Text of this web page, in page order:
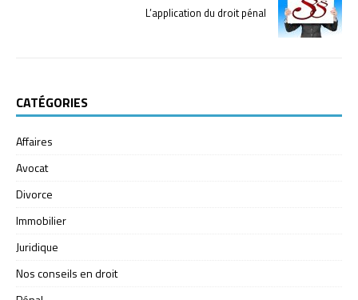
L’application du droit pénal
CATÉGORIES
Affaires
Avocat
Divorce
Immobilier
Juridique
Nos conseils en droit